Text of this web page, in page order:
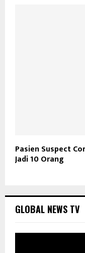
Pasien Suspect
Jadi 10 Orang
GLOBAL NEWS TV